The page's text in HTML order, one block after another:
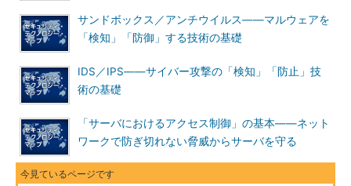
威を考慮する必要があります。このような場合、危険な通信が組
織内部に入ってこないように、「 組織外部から組織内部への通信
が」「組織内部の宛先に対して 」「必要ないはずの通信を行う
のを拒否します。
同様に、サーバ内でも、ユーザーの持つ権限により、実行可能
な操作を制限するのが一般的です。「一般ユーザーが」「
スの設定ファイルに対して
ーに反するアクセスを拒否します。
サンドボックス／アンチウイルス――マルウェアを
「検知」「防御」する技術の基礎
IDS／IPS――サイバー攻撃の「検知」「防止」技
術の基礎
「サーバにおけるアクセス制御」の基本――ネット
ワークで防ぎ切れない脅威からサーバを守る